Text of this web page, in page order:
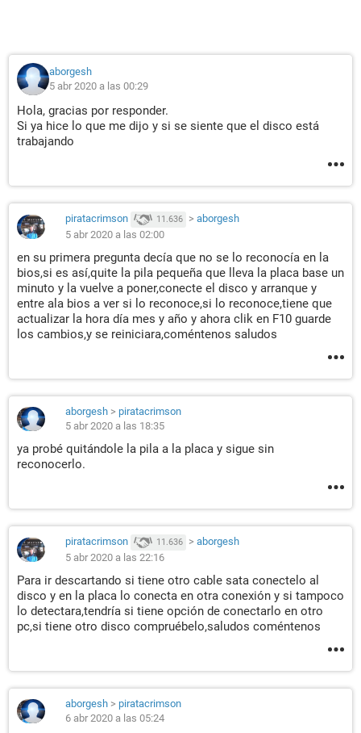
aborgesh
5 abr 2020 a las 00:29
Hola, gracias por responder.
Si ya hice lo que me dijo y si se siente que el disco está
trabajando
piratacrimson 11.636 > aborgesh
5 abr 2020 a las 02:00
en su primera pregunta decía que no se lo reconocía en la
bios,si es así,quite la pila pequeña que lleva la placa base un
minuto y la vuelve a poner,conecte el disco y arranque y
entre ala bios a ver si lo reconoce,si lo reconoce,tiene que
actualizar la hora día mes y año y ahora clik en F10 guarde
los cambios,y se reiniciara,coméntenos saludos
aborgesh > piratacrimson
5 abr 2020 a las 18:35
ya probé quitándole la pila a la placa y sigue sin
reconocerlo.
piratacrimson 11.636 > aborgesh
5 abr 2020 a las 22:16
Para ir descartando si tiene otro cable sata conectelo al
disco y en la placa lo conecta en otra conexión y si tampoco
lo detectara,tendría si tiene opción de conectarlo en otro
pc,si tiene otro disco compruébelo,saludos coméntenos
aborgesh > piratacrimson
6 abr 2020 a las 05:24